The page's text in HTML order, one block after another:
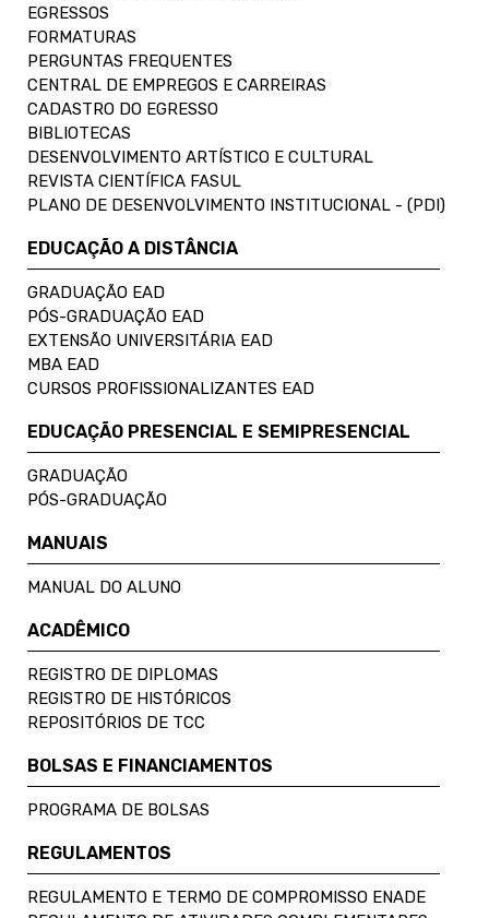
EGRESSOS
FORMATURAS
PERGUNTAS FREQUENTES
CENTRAL DE EMPREGOS E CARREIRAS
CADASTRO DO EGRESSO
BIBLIOTECAS
DESENVOLVIMENTO ARTÍSTICO E CULTURAL
REVISTA CIENTÍFICA FASUL
PLANO DE DESENVOLVIMENTO INSTITUCIONAL - (PDI)
EDUCAÇÃO A DISTÂNCIA
GRADUAÇÃO EAD
PÓS-GRADUAÇÃO EAD
EXTENSÃO UNIVERSITÁRIA EAD
MBA EAD
CURSOS PROFISSIONALIZANTES EAD
EDUCAÇÃO PRESENCIAL E SEMIPRESENCIAL
GRADUAÇÃO
PÓS-GRADUAÇÃO
MANUAIS
MANUAL DO ALUNO
ACADÊMICO
REGISTRO DE DIPLOMAS
REGISTRO DE HISTÓRICOS
REPOSITÓRIOS DE TCC
BOLSAS E FINANCIAMENTOS
PROGRAMA DE BOLSAS
REGULAMENTOS
REGULAMENTO E TERMO DE COMPROMISSO ENADE